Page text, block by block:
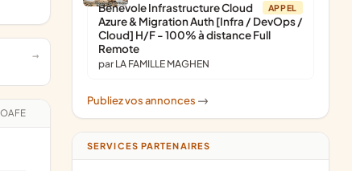
APPEL
Bénévole Infrastructure Cloud
Azure & Migration Auth [Infra / DevOps /
Cloud] H/F - 100% à distance Full
Remote
par LA FAMILLE MAGHEN
Publiez vos annonces ->
SERVICES PARTENAIRES